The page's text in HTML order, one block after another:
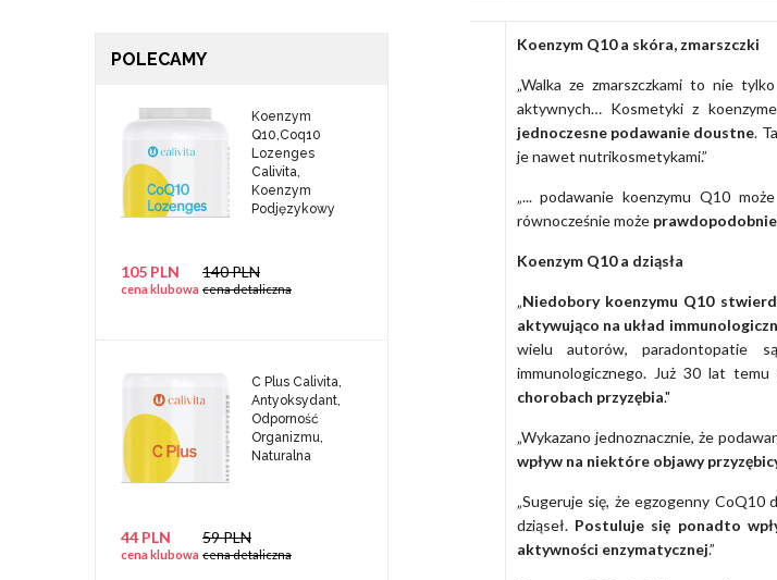
POLECAMY
Koenzym
Q10,Coq10
Lozenges
Calivita,
Koenzym
Podjęzykowy
105 PLN
cena klubowa
140 PLN
cena detaliczna
C Plus Calivita,
Antyoksydant,
Odporność
Organizmu,
Naturalna
44 PLN
cena klubowa
59 PLN
cena detaliczna
Koenzym Q10 a skóra, zmarszczki
„Walka ze zmarszczkami to nie
aktywnych… Kosmetyki z
jednoczesne podawanie doustne.
je nawet nutrikosmetykami.”
„... podawanie koenzymu Q10
równocześnie może prawdopodobnie
Koenzym Q10 a dziąsła
„Niedobory koenzymu Q10
aktywująco na układ
wielu autorów, paradontopatie
immunologicznego. Już 30 lat
chorobach przyzębia."
„Wykazano jednoznacznie, że
wpływ na niektóre objawy
„Sugeruje się, że egzogenny CoQ10
dziąseł. Postuluje się ponadto
aktywności enzymatycznej.”